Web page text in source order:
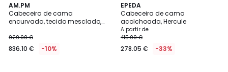
AM.PM
Cabeceira de cama
encurvada, tecido mesclado,
929.00 €
836.10 € -10%
5
/
5
EPEDA
Cabeceira de cama
acolchoada, Hercule
A partir de
415.00 €
278.05 € -33%
2
Cores